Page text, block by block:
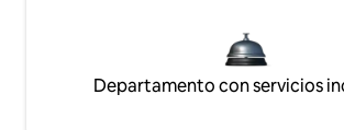
Departamento con servicios